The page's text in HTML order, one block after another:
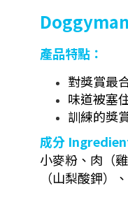
產品特點：
對獎賞最
味道被塞
訓練的獎
成分
小麥粉、肉（
（山梨酸鉀）